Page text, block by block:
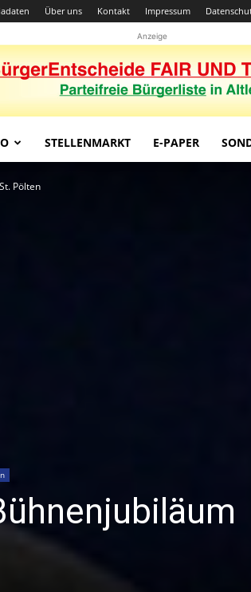
Über uns Kontakt Impressum
Anzeige
STELLENMARKT E-PAPER
Pölten